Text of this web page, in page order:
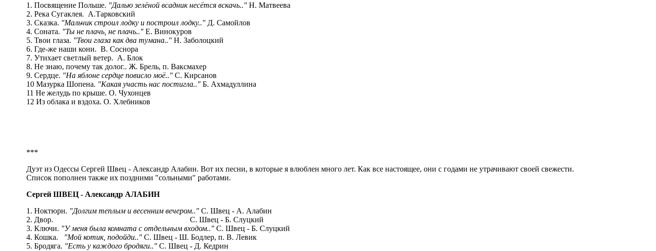
1. Посвящение Польше. "Далью зелёной всадник несётся вскачь.." Н. Матвеева
2. Река Сугаклея. А.Тарковский
3. Сказка. "Мальчик строил лодку и построил лодку.." Д. Самойлов
4. Соната. "Ты не плачь, не плачь.." Е. Винокуров
5. Твои глаза. "Твои глаза как два тумана.." Н. Заболоцкий
6. Где-же наши кони. В. Соснора
7. Утихает светлый ветер. А. Блок
8. Не знаю, почему так долог.. Ж. Брель, п. Ваксмахер
9. Сердце. "На яблоне сердце повисло моё.." С. Кирсанов
10 Мазурка Шопена. "Какая участь нас постигла.." Б. Ахмадуллина
11 Не желудь по крыше. О. Чухонцев
12 Из облака и вздоха. О. Хлебников
***
Дуэт из Одессы Сергей Швец - Александр Алабин. Вот их песни, в которые я влюблен много лет. Как все настоящее, они с годами не утрачивают своей свежести.
Список пополнен также их поздними "сольными" работами.
Сергей ШВЕЦ - Александр АЛАБИН
1. Ноктюрн. "Долгим теплым и весенним вечером.." С. Швец - А. Алабин
2. Двор. С. Швец - Б. Слуцкий
3. Ключи. "У меня была комната с отдельным входом.." С. Швец - Б. Слуцкий
4. Кошка.
"Мой котик, подойди.." С. Швец - Ш. Бодлер, п. В. Левик
5. Бродяга. "Есть у каждого бродяги.." С. Швец - Д. Кедрин